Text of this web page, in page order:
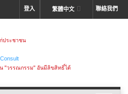
聯絡我們
繁體中文
登入
ประชาชน
"วรรณกรรม" อันมีลิขสิทธิ์ได้